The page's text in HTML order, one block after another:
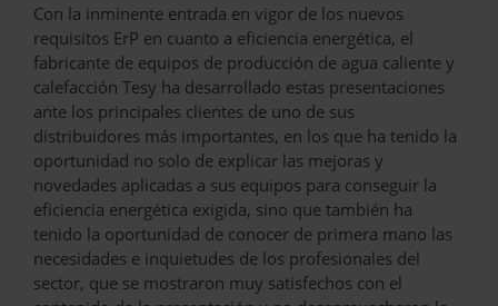
Con la inminente entrada en vigor de los nuevos
requisitos ErP en cuanto a eficiencia energética, el
fabricante de equipos de producción de agua caliente y
calefacción Tesy ha desarrollado estas presentaciones
ante los principales clientes de uno de sus
distribuidores más importantes, en los que ha tenido la
oportunidad no solo de explicar las mejoras y
novedades aplicadas a sus equipos para conseguir la
eficiencia energética exigida, sino que también ha
tenido la oportunidad de conocer de primera mano las
necesidades e inquietudes de los profesionales del
sector, que se mostraron muy satisfechos con el